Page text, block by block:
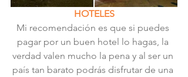
HOTELES
Mi recomendación es que si puedes
pagar por un buen hotel lo hagas, la
verdad valen mucho la pena y al ser un
país tan barato podrás disfrutar de una